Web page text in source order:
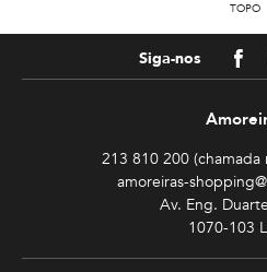
TOPO
Siga-nos
213 810 200 (chamada
amoreiras-
Av. Eng.
1070-103